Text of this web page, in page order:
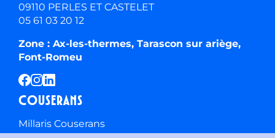
09110 PERLES ET CASTELET
05 61 03 20 12
Zone : Ax-les-thermes, Tarascon sur ariège,
Font-Romeu
Couserans
Millaris Couserans